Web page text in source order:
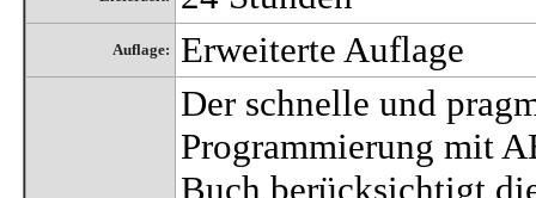
Auflage: Erweiterte Auflage
Der schnelle und
Programmierung mit
Buch berücksichtigt